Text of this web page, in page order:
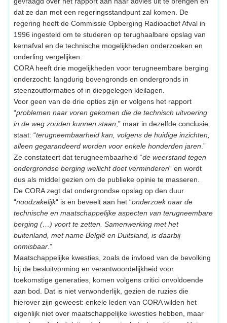
dat ze dan met een regeringsstandpunt zal komen. De
regering heeft de Commissie Opberging Radioactief Afval in
1996 ingesteld om te studeren op terughaalbare opslag van
kernafval en de technische mogelijkheden onderzoeken en
onderling vergelijken.
CORA heeft drie mogelijkheden voor terugneembare berging
onderzocht: langdurig bovengronds en ondergronds in
steenzoutformaties of in diepgelegen kleilagen.
Voor geen van de drie opties zijn er volgens het rapport
“problemen naar voren gekomen die de technisch uitvoering
in de weg zouden kunnen staan ,” maar in dezelfde conclusie
staat: “terugneembaarheid kan, volgens de huidige inzichten,
alleen gegarandeerd worden voor enkele honderden jaren .”
Ze constateert dat terugneembaarheid “de weerstand tegen
ondergrondse berging wellicht doet verminderen“ en wordt
dus als middel gezien om de publieke opinie te masseren.
De CORA zegt dat ondergrondse opslag op den duur
“noodzakelijk“ is en beveelt aan het “onderzoek naar de
technische en maatschappelijke aspecten van terugneembare
berging (…) voort te zetten. Samenwerking met het
buitenland, met name België en Duitsland, is daarbij
onmisbaar .”
Maatschappelijke kwesties, zoals de invloed van de bevolking
bij de besluitvorming en verantwoordelijkheid voor
toekomstige generaties, komen volgens critici onvoldoende
aan bod. Dat is niet verwonderlijk, gezien de ruzies die
hierover zijn geweest: enkele leden van CORA wilden het
eigenlijk niet over maatschappelijke kwesties hebben, maar